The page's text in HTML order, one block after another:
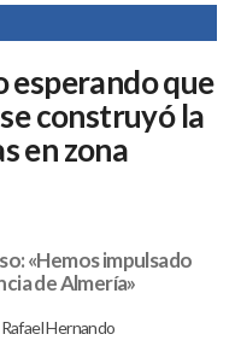
esperando que
construyó la
en zona
«Hemos impulsado
de Almería»
Rafael Hernando